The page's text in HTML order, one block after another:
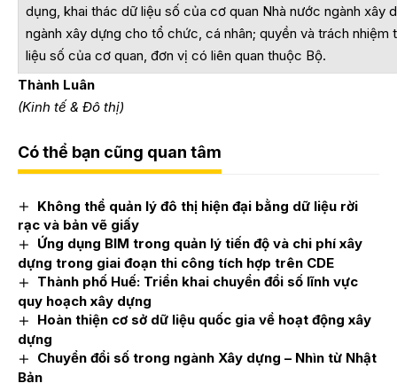
dụng, khai thác dữ liệu số của cơ quan Nhà nước ngành xây
ngành xây dựng cho tổ chức, cá nhân; quyền và trách nhiệm
liệu số của cơ quan, đơn vị có liên quan thuộc Bộ.
Thành Luân
(Kinh tế & Đô thị)
Có thể bạn cũng quan tâm
Không thể quản lý đô thị hiện đại bằng dữ liệu rời
rạc và bản vẽ giấy
Ứng dụng BIM trong quản lý tiến độ và chi phí xây
dựng trong giai đoạn thi công tích hợp trên CDE
Thành phố Huế: Triển khai chuyển đổi số lĩnh vực
quy hoạch xây dựng
Hoàn thiện cơ sở dữ liệu quốc gia về hoạt động xây
dựng
Chuyển đổi số trong ngành Xây dựng – Nhìn từ Nhật
Bản